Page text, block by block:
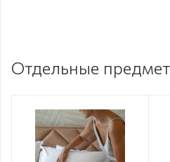
Отдельные